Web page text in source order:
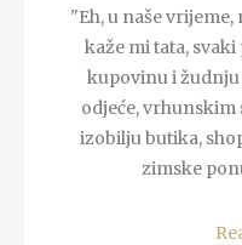
"Eh, u naše vrijeme,
kaže mi tata,
kupovinu i
odjeće, vrhunskim
izobilju butika,
zimske